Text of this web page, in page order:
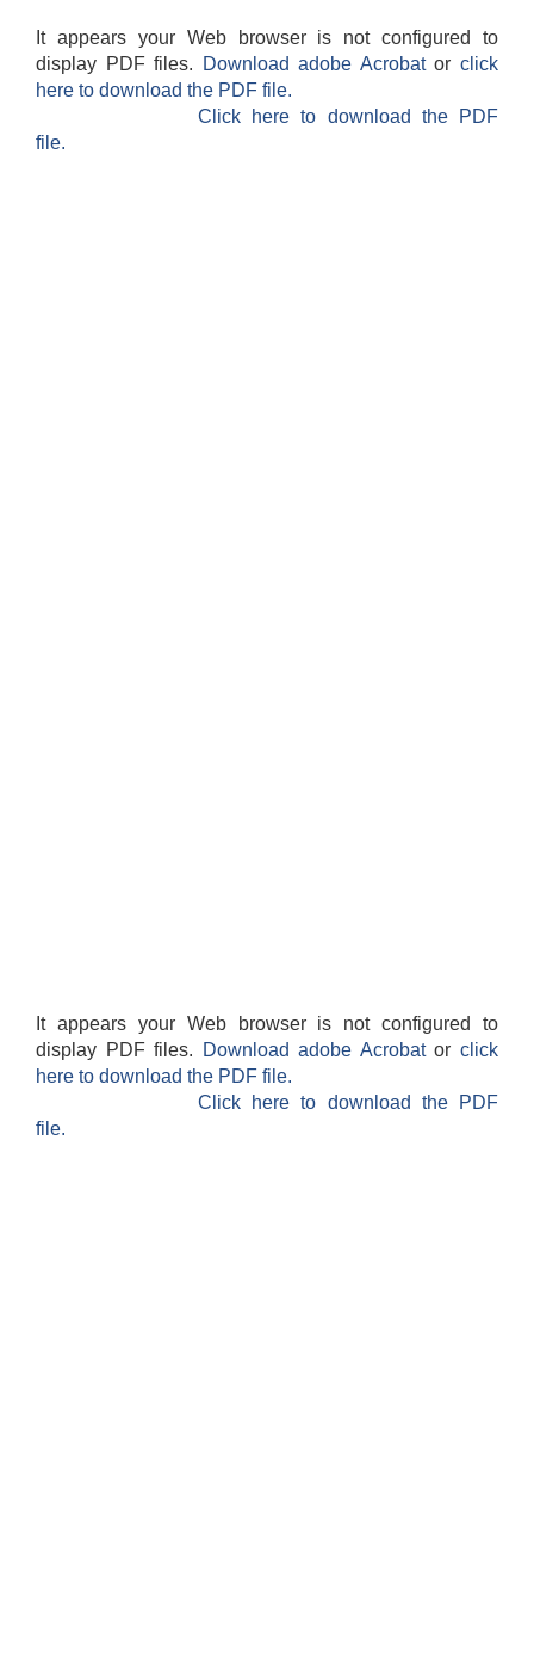
It appears your Web browser is not configured to
display PDF files.
Download adobe Acrobatorclick
here to download the PDF file.
Click here to download the PDF
file.
It appears your Web browser is not configured to
display PDF files.
Download adobe Acrobatorclick
here to download the PDF file.
Click here to download the PDF
file.